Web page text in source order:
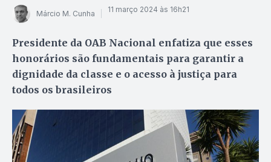
Márcio M. Cunha 11 março 2024 às 16h21
Presidente da OAB Nacional enfatiza que esses
honorários são fundamentais para garantir a
dignidade da classe e o acesso à justiça para
todos os brasileiros